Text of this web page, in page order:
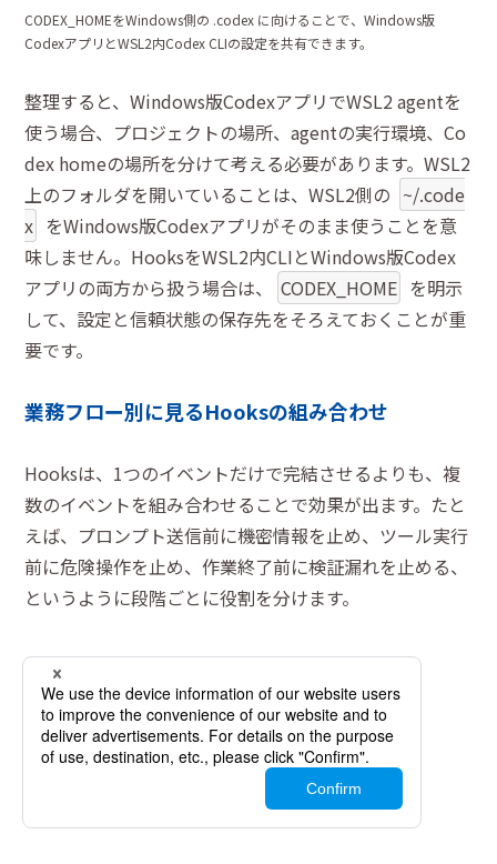
CODEX_HOMEをWindows側の .codex に向けることで、Windows版
CodexアプリとWSL2内Codex CLIの設定を共有できます。
整理すると、Windows版CodexアプリでWSL2 agentを
使う場合、プロジェクトの場所、agentの実行環境、Co
dex homeの場所を分けて考える必要があります。WSL2
上のフォルダを開いていることは、WSL2側の ~/.code
x をWindows版Codexアプリがそのまま使うことを意
味しません。HooksをWSL2内CLIとWindows版Codex
アプリの両方から扱う場合は、
CODEX_HOME を明示
して、設定と信頼状態の保存先をそろえておくことが重
要です。
業務フロー別に見るHooksの組み合わせ
Hooksは、1つのイベントだけで完結させるよりも、複
数のイベントを組み合わせることで効果が出ます。たと
えば、プロンプト送信前に機密情報を止め、ツール実行
前に危険操作を止め、作業終了前に検証漏れを止める、
というように段階ごとに役割を分けます。